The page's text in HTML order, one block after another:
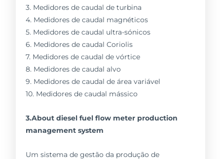
3. Medidores de caudal de turbina
4. Medidores de caudal magnéticos
5. Medidores de caudal ultra-sónicos
6. Medidores de caudal Coriolis
7. Medidores de caudal de vórtice
8. Medidores de caudal alvo
9. Medidores de caudal de área variável
10. Medidores de caudal mássico
3.About diesel fuel flow meter production
management system
Um sistema de gestão da produção de